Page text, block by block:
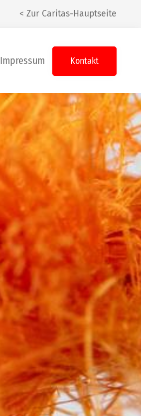
< Zur Caritas-Hauptseite
Impressum Kontakt